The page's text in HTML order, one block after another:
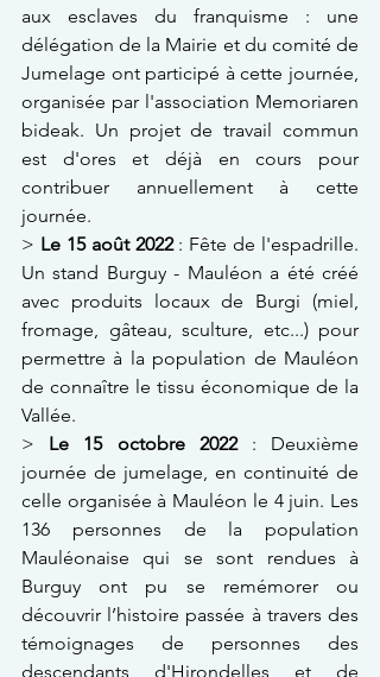
aux esclaves du franquisme : une
délégation de la Mairie et du comité de
Jumelage ont participé à cette journée,
organisée par l'association Memoriaren
bideak. Un projet de travail commun
est d'ores et déjà en cours pour
contribuer annuellement à cette
journée.
> Le 15 août 2022 : Fête de l'espadrille.
Un stand Burguy - Mauléon a été créé
avec produits locaux de Burgi (miel,
fromage, gâteau, sculture, etc...) pour
permettre à la population de Mauléon
de connaître le tissu économique de la
Vallée.
> Le 15 octobre 2022 : Deuxième
journée de jumelage, en continuité de
celle organisée à Mauléon le 4 juin. Les
136 personnes de la population
Mauléonaise qui se sont rendues à
Burguy ont pu se remémorer ou
découvrir l’histoire passée à travers des
témoignages de personnes des
descendants d'Hirondelles et de